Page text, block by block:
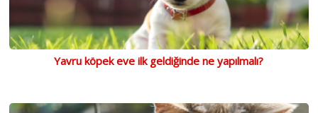
Yavru köpek eve ilk geldiğinde ne yapılmalı?